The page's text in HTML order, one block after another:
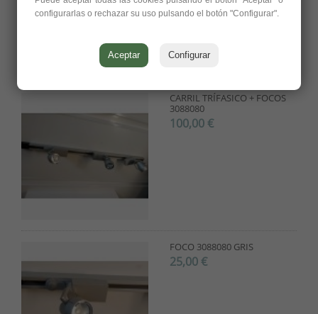
CARRIL TRÍFASICO + FOCOS
3088080
100,00 €
FOCO 3088080 GRIS
25,00 €
configurarlas o rechazar su uso pulsando el botón "Configurar".
Aceptar Configurar